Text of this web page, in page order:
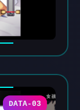
DATA-03